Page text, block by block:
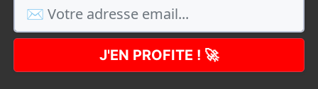
J'EN PROFITE ! 🚀